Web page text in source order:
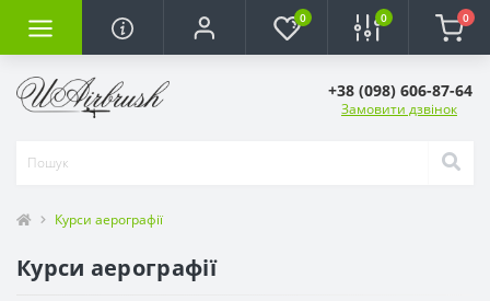
0 0 0
+38 (098) 606-87-64
Замовити дзвінок
Курси аерографії
Курси аерографії